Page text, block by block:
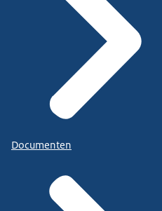
Documenten